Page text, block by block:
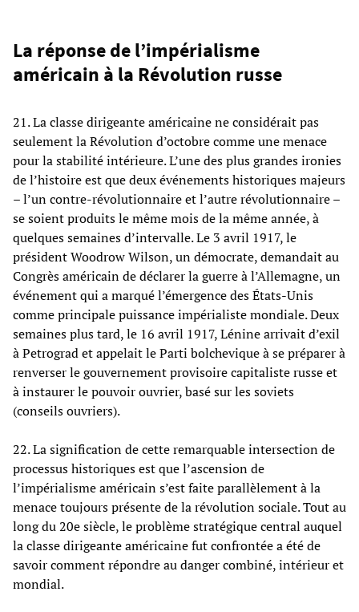
La réponse de l’impérialisme
américain à la Révolution russe
21. La classe dirigeante américaine ne considérait pas
seulement la Révolution d’octobre comme une menace
pour la stabilité intérieure. L’une des plus grandes ironies
de l’histoire est que deux événements historiques majeurs
– l’un contre-révolutionnaire et l’autre révolutionnaire –
se soient produits le même mois de la même année, à
quelques semaines d’intervalle. Le 3 avril 1917, le
président Woodrow Wilson, un démocrate, demandait au
Congrès américain de déclarer la guerre à l’Allemagne, un
événement qui a marqué l’émergence des États-Unis
comme principale puissance impérialiste mondiale. Deux
semaines plus tard, le 16 avril 1917, Lénine arrivait d’exil
à Petrograd et appelait le Parti bolchevique à se préparer à
renverser le gouvernement provisoire capitaliste russe et
à instaurer le pouvoir ouvrier, basé sur les soviets
(conseils ouvriers).
22. La signification de cette remarquable intersection de
processus historiques est que l’ascension de
l’impérialisme américain s’est faite parallèlement à la
menace toujours présente de la révolution sociale. Tout au
long du 20e siècle, le problème stratégique central auquel
la classe dirigeante américaine fut confrontée a été de
savoir comment répondre au danger combiné, intérieur et
mondial.